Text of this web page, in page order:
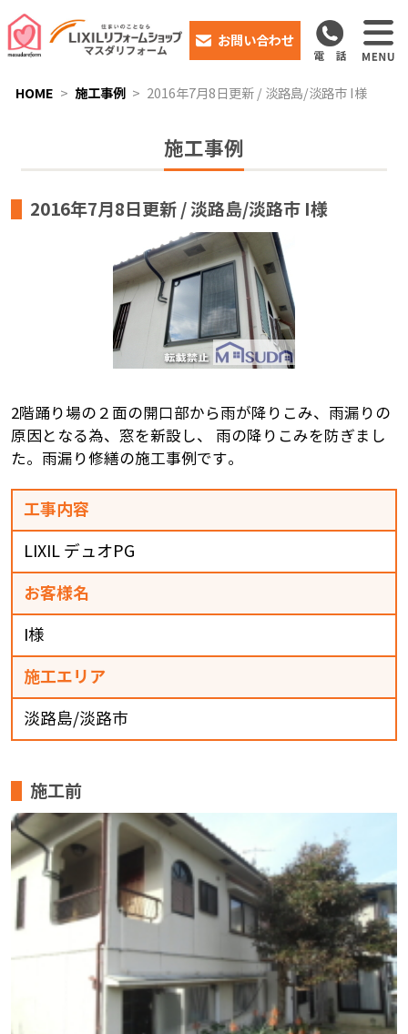
お問い合わせ
HOME 施工事例 2016年7月8日更新 / 淡路島/淡路市 I様
施工事例
2016年7月8日更新 / 淡路島/淡路市 I様
2階踊り場の２面の開口部から雨が降りこみ、雨漏りの
原因となる為、窓を新設し、 雨の降りこみを防ぎまし
た。雨漏り修繕の施工事例です。
工事内容
LIXIL デュオPG
お客様名
I様
施工エリア
淡路島/淡路市
施工前